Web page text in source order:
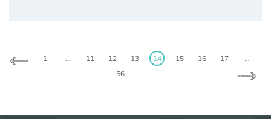
1 … 11 12 13 14 15 16 17
…
56